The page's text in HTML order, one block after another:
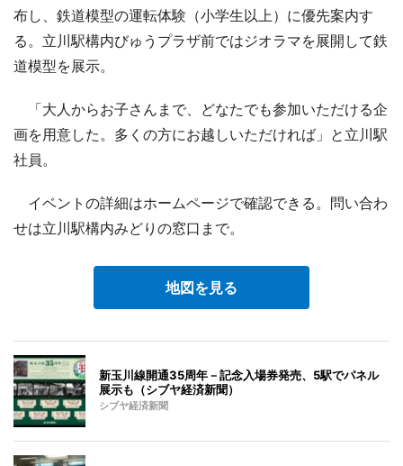
布し、鉄道模型の運転体験（小学生以上）に優先案内す
る。立川駅構内びゅうプラザ前ではジオラマを展開して鉄
道模型を展示。
「大人からお子さんまで、どなたでも参加いただける企
画を用意した。多くの方にお越しいただければ」と立川駅
社員。
イベントの詳細はホームページで確認できる。問い合わ
せは立川駅構内みどりの窓口まで。
地図を見る
新玉川線開通35周年－記念入場券発売、5駅でパネル
展示も（シブヤ経済新聞）
シブヤ経済新聞